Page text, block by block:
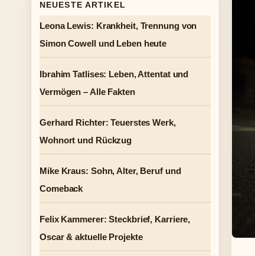
NEUESTE ARTIKEL
Leona Lewis: Krankheit, Trennung von
Simon Cowell und Leben heute
Ibrahim Tatlises: Leben, Attentat und
Vermögen – Alle Fakten
Gerhard Richter: Teuerstes Werk,
Wohnort und Rückzug
Mike Kraus: Sohn, Alter, Beruf und
Comeback
Felix Kammerer: Steckbrief, Karriere,
Oscar & aktuelle Projekte